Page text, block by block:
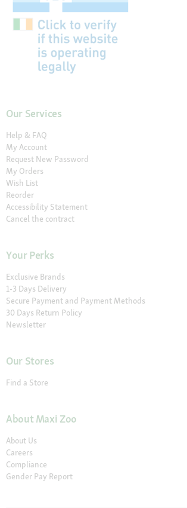
Our Services
Help & FAQ
My Account
Request New Password
My Orders
Wish List
Reorder
Accessibility Statement
Cancel the contract
Your Perks
Exclusive Brands
1-3 Days Delivery
Secure Payment and Payment Methods
30 Days Return Policy
Newsletter
Our Stores
Find a Store
About Maxi Zoo
About Us
Careers
Compliance
Gender Pay Report